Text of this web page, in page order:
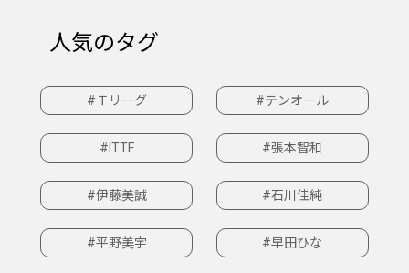
人気のタグ
#Ｔリーグ #テンオール
#ITTF #張本智和
#伊藤美誠 #石川佳純
#平野美宇 #早田ひな